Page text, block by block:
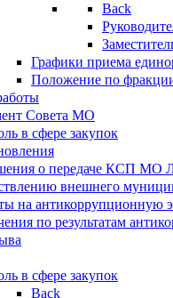
Back
Графики приема
Положение по
Совета МО
в сфере закупок
о передаче КСП МО
внешнего
на антикоррупционную
по результатам
в сфере закупок
Back